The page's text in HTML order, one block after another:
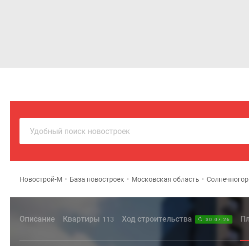
Удобный поиск новостроек
Новострой-М • База новостроек • Московская область •
Описание Квартиры 113 Ход строительства 30.07.26